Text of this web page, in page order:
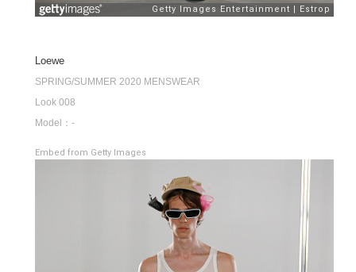
Loewe
SPRING/SUMMER 2020 MENSWEAR
Look 008
Model：-
Embed from Getty Images